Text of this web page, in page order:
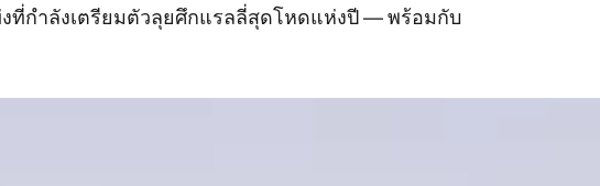
ที่กำลังเตรียมตัวลุยศึกแรลลี่สุดโหดแห่งปี — พร้อมกับ